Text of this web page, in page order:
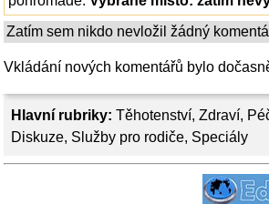
Hlavní rubriky: Těhotenství, Zdraví,
Diskuze, Služby pro rodiče, Speciály
Zatím sem nikdo nevložil žádný
Vkládání nových komentářů bylo